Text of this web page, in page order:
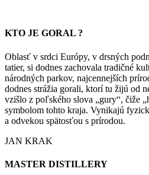
KTO JE GORAL ?
Oblasť v srdci Európy, v drsných
tatier, si dodnes zachovala tradičné
národných parkov, najcennejších
dodnes strážia gorali, ktorí tu žijú od
vzišlo z poľského slova „gury“, čiže
symbolom tohto kraja. Vynikajú
a odvekou spätosťou s prírodou.
JAN KRAK
MASTER DISTILLERY